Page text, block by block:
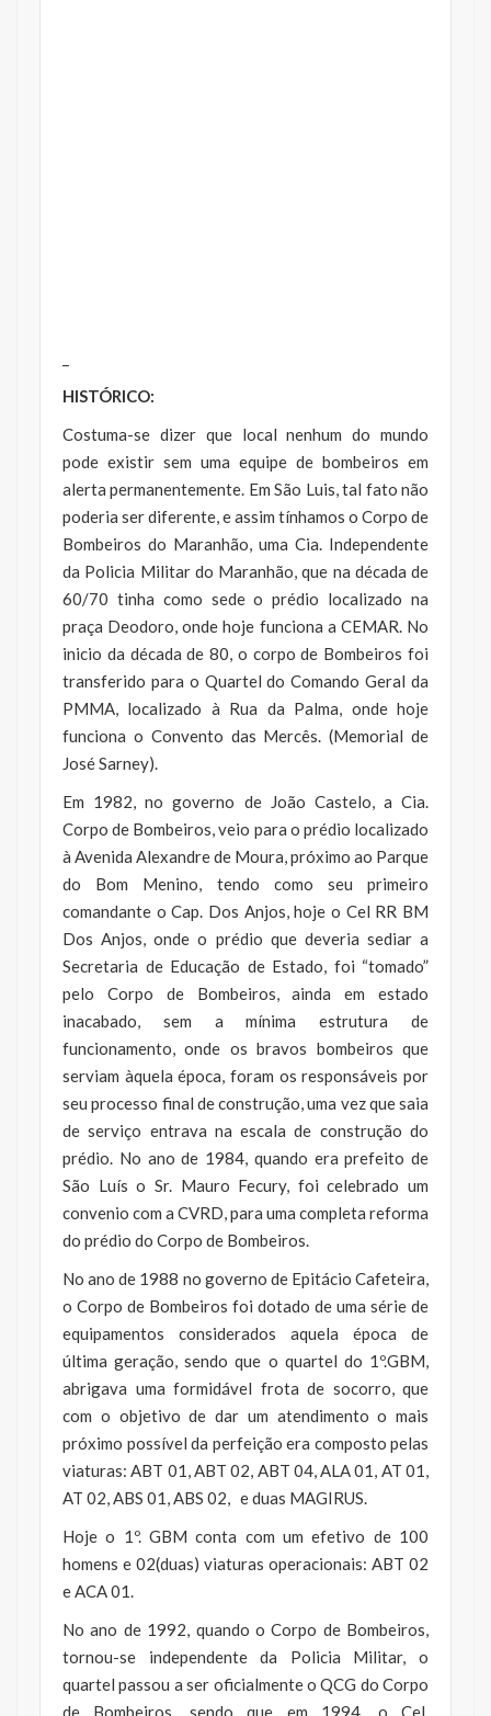
HISTÓRICO:
Costuma-se dizer que local nenhum do mundo
pode existir sem uma equipe de bombeiros em
alerta permanentemente. Em São Luis, tal fato não
poderia ser diferente, e assim tínhamos o Corpo de
Bombeiros do Maranhão, uma Cia. Independente
da Policia Militar do Maranhão, que na década de
60/70 tinha como sede o prédio localizado na
praça Deodoro, onde hoje funciona a CEMAR. No
inicio da década de 80, o corpo de Bombeiros foi
transferido para o Quartel do Comando Geral da
PMMA, localizado à Rua da Palma, onde hoje
funciona o Convento das Mercês. (Memorial de
José Sarney).
Em 1982, no governo de João Castelo, a Cia.
Corpo de Bombeiros, veio para o prédio localizado
à Avenida Alexandre de Moura, próximo ao Parque
do Bom Menino, tendo como seu primeiro
comandante o Cap. Dos Anjos, hoje o Cel RR BM
Dos Anjos, onde o prédio que deveria sediar a
Secretaria de Educação de Estado, foi “tomado”
pelo Corpo de Bombeiros, ainda em estado
inacabado, sem a mínima estrutura de
funcionamento, onde os bravos bombeiros que
serviam àquela época, foram os responsáveis por
seu processo final de construção, uma vez que saia
de serviço entrava na escala de construção do
prédio. No ano de 1984, quando era prefeito de
São Luís o Sr. Mauro Fecury, foi celebrado um
convenio com a CVRD, para uma completa reforma
do prédio do Corpo de Bombeiros.
No ano de 1988 no governo de Epitácio Cafeteira,
o Corpo de Bombeiros foi dotado de uma série de
equipamentos considerados aquela época de
última geração, sendo que o quartel do 1º.GBM,
abrigava uma formidável frota de socorro, que
com o objetivo de dar um atendimento o mais
próximo possível da perfeição era composto pelas
viaturas: ABT 01, ABT 02, ABT 04, ALA 01, AT 01,
AT 02, ABS 01, ABS 02, e duas MAGIRUS.
Hoje o 1º. GBM conta com um efetivo de 100
homens e 02(duas) viaturas operacionais: ABT 02
e ACA 01.
No ano de 1992, quando o Corpo de Bombeiros,
tornou-se independente da Policia Militar, o
quartel passou a ser oficialmente o QCG do Corpo
de Bombeiros, sendo que em 1994, o Cel.